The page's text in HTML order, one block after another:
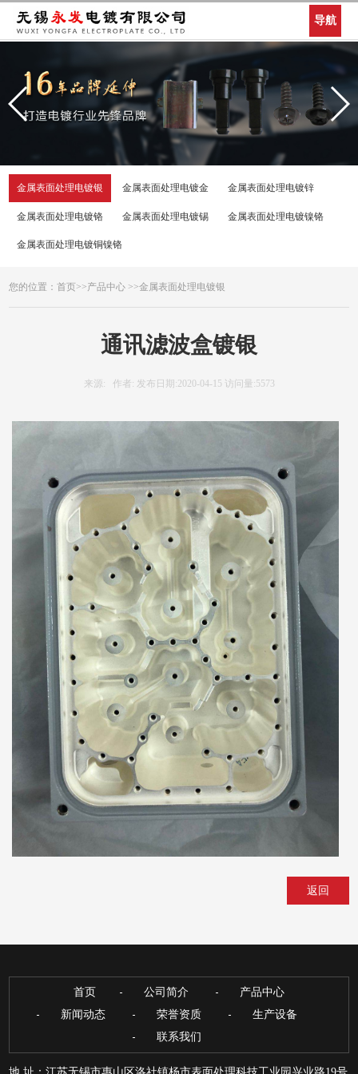
导航
金属表面处理电镀银 金属表面处理电镀金 金属表面处理电镀锌
金属表面处理电镀铬 金属表面处理电镀锡 金属表面处理电镀镍铬
金属表面处理电镀铜镍铬
您的位置：首页>>产品中心 >>金属表面处理电镀银
通讯滤波盒镀银
来源: 作者: 发布日期:2020-04-15 访问量:5573
返回
首页 公司简介
产品中心
新闻动态
荣誉资质
生产设备
联系我们